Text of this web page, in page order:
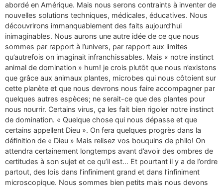
abordé en Amérique. Mais nous serons contraints à inventer de
nouvelles solutions techniques, médicales, éducatives. Nous
découvrirons immanquablement des faits aujourd’hui
inimaginables. Nous aurons une autre idée de ce que nous
sommes par rapport à l’univers, par rapport aux limites
qu’autrefois on imaginait infranchissables. Mais « notre instinct
animal de domination » hum! je crois plutôt que nous n’existons
que grâce aux animaux plantes, microbes qui nous côtoient sur
cette planète et que nous devrons nous faire accompagner par
quelques autres espèces; ne serait-ce que des plantes pour
nous nourrir. Certains virus, ça les fait bien rigoler notre instinct
de domination. « Quelque chose qui nous dépasse et que
certains appellent Dieu ». On fera quelques progrès dans la
définition de « Dieu » Mais relisez vos bouquins de philo! On
attendra certainement longtemps avant d’avoir des ombres de
certitudes à son sujet et ce qu’il est… Et pourtant il y a de l’ordre
partout, des lois dans l’infiniment grand et dans l’infiniment
microscopique. Nous sommes bien petits mais nous devons